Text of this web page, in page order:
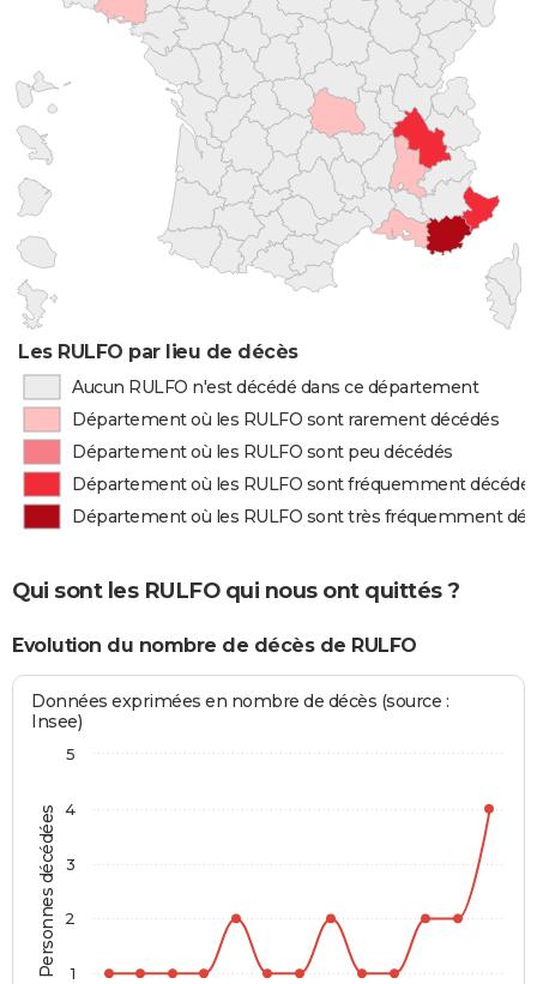
Les RULFO par lieu de décès
Aucun RULFO n'est décédé dans ce département
Département où les RULFO sont rarement décédés
Département où les RULFO sont peu décédés
Département où les RULFO sont fréquemment
Département où les RULFO sont très fréquemment
Qui sont les RULFO qui nous ont quittés ?
Evolution du nombre de décès de RULFO
Personnes décédées
Données exprimées en nombre de décès (source :
Insee)
1
2
3
4
5